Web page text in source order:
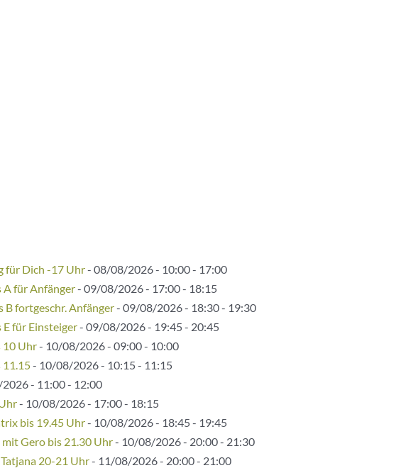
für Dich -17 Uhr- 08/08/2026 - 10:00 - 17:00
A für Anfänger- 09/08/2026 - 17:00 - 18:15
B fortgeschr. Anfänger- 09/08/2026 - 18:30 - 19:30
E für Einsteiger- 09/08/2026 - 19:45 - 20:45
10 Uhr- 10/08/2026 - 09:00 - 10:00
11.15- 10/08/2026 - 10:15 - 11:15
- 11:00 - 12:00
- 10/08/2026 - 17:00 - 18:15
bis 19.45 Uhr- 10/08/2026 - 18:45 - 19:45
Gero bis 21.30 Uhr- 10/08/2026 - 20:00 - 21:30
20-21 Uhr- 11/08/2026 - 20:00 - 21:00